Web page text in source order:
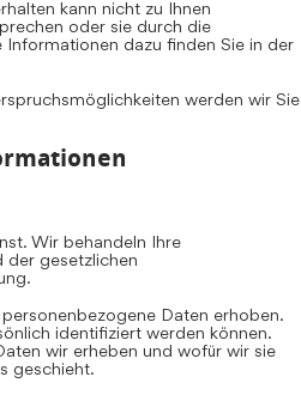
kann nicht zu Ihnen
oder sie durch die
dazu finden Sie in der
werden wir Sie
Wir behandeln Ihre
der gesetzlichen
Daten erhoben.
identifiziert werden können.
wir erheben und wofür wir sie
geschieht.